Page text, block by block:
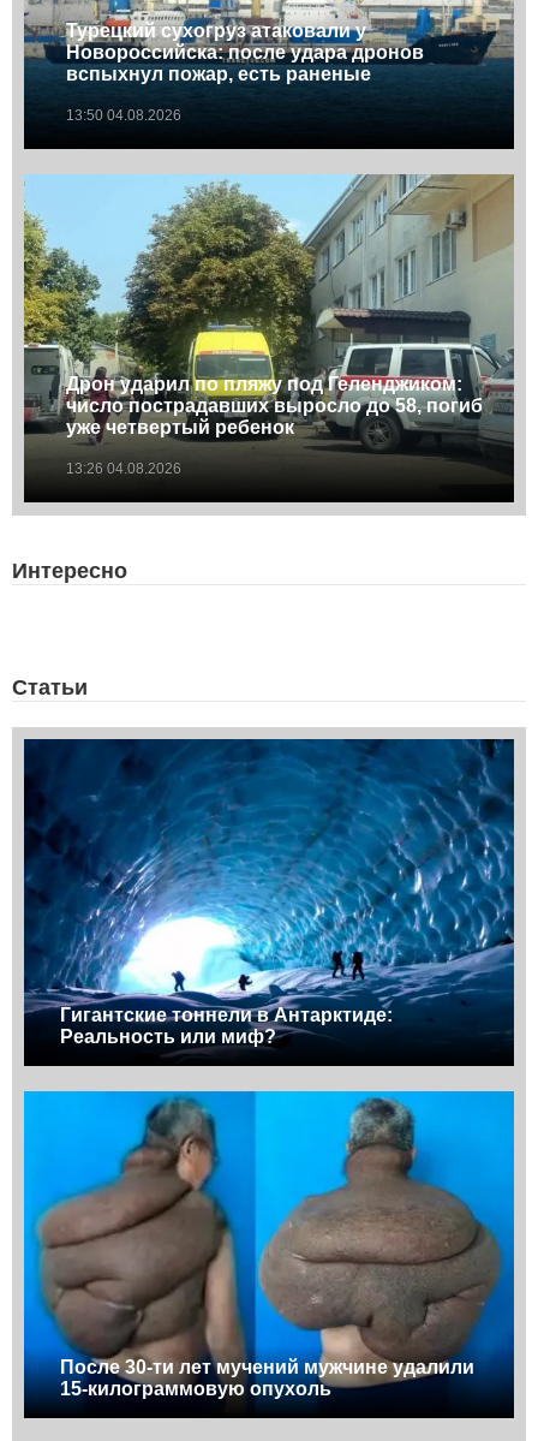
Турецкий сухогруз атаковали у
Новороссийска: после удара дронов
вспыхнул пожар, есть раненые
13:50 04.08.2026
Дрон ударил по пляжу под Геленджиком:
число пострадавших выросло до 58, погиб
уже четвертый ребенок
13:26 04.08.2026
Интересно
Статьи
Гигантские тоннели в Антарктиде:
Реальность или миф?
После 30-ти лет мучений мужчине удалили
15-килограммовую опухоль